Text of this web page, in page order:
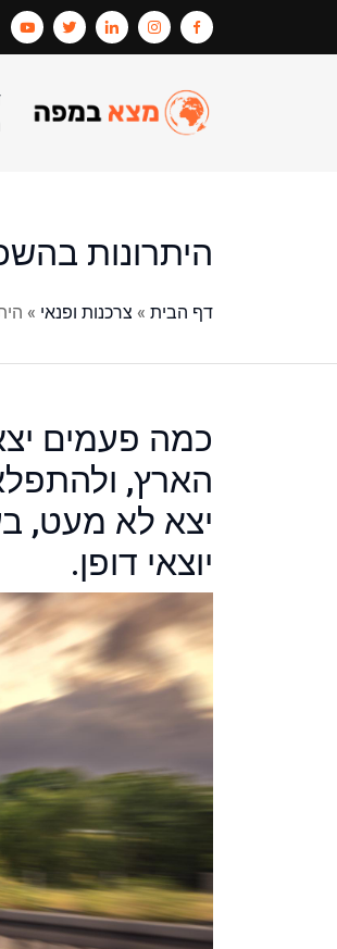
היתרונות
דף הבית » צרכנות ופנאי »
כמה פעמים
הארץ,
יצא לא מעט,
יוצאי דופן.